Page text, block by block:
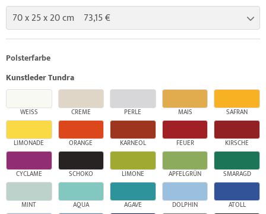
70 x 25 x 20 cm 73,15 €
Polsterfarbe
Kunstleder Tundra
WEISS CREME PERLE MAIS SAFRAN
LIMONADE ORANGE KARNEOL FEUER KIRSCHE
CYCLAME SCHOKO LIMONE APFELGRÜN SMARAGD
MINT AQUA AGAVE DOLPHIN ATOLL